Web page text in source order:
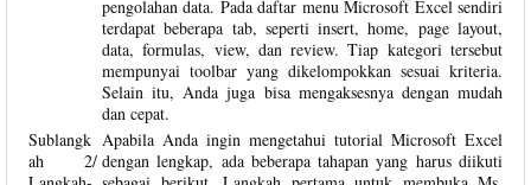
pengolahan data. Pada daftar menu Microsoft Excel sendiri
terdapat beberapa tab, seperti insert, home, page layout,
data, formulas, view, dan review. Tiap kategori tersebut
mempunyai toolbar yang dikelompokkan sesuai kriteria.
Selain itu, Anda juga bisa mengaksesnya dengan mudah
dan cepat.
Sublangk
ah 2/
Apabila Anda ingin mengetahui tutorial Microsoft Excel
dengan lengkap, ada beberapa tahapan yang harus diikuti